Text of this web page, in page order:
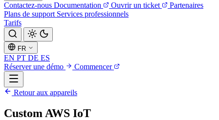
Contactez-nous Documentation Ouvrir un ticket
Partenaires
Plans de support Services professionnels
Tarifs
FR
EN PT DE ES
Réserver une démo
Commencer
Retour aux appareils
Custom AWS IoT